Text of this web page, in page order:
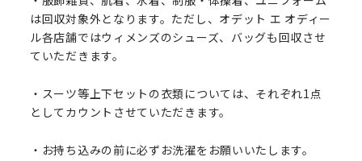
は回収対象外となります。ただし、オデット エ オディー
ル各店舗ではウィメンズのシューズ、バッグも回収させ
ていただきます。
・スーツ等上下セットの衣類については、それぞれ1点
としてカウントさせていただきます。
・お持ち込みの前に必ずお洗濯をお願いいたします。